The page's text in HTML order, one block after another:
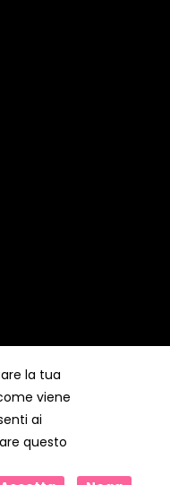
STUDIO
la tua
viene
ai
questo